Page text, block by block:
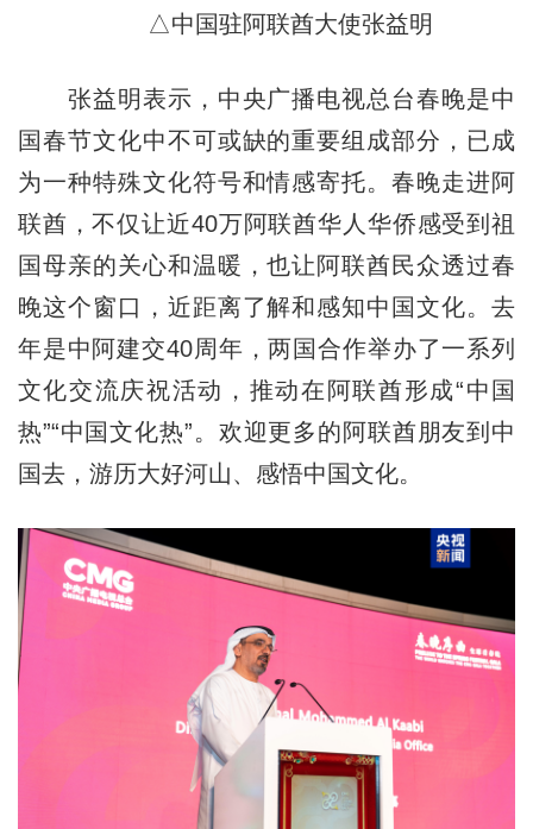
△中国驻阿联酋大使张益明
张益明表示，中央广播电视总台春晚是中
国春节文化中不可或缺的重要组成部分，已成
为一种特殊文化符号和情感寄托。春晚走进阿
联酋，不仅让近40万阿联酋华人华侨感受到祖
国母亲的关心和温暖，也让阿联酋民众透过春
晚这个窗口，近距离了解和感知中国文化。去
年是中阿建交40周年，两国合作举办了一系列
文化交流庆祝活动，推动在阿联酋形成“中国
热”“中国文化热”。欢迎更多的阿联酋朋友到中
国去，游历大好河山、感悟中国文化。